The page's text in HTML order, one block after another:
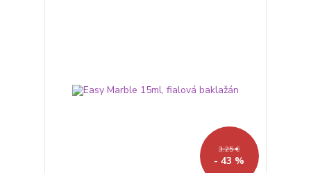
3,25 €
- 43 %